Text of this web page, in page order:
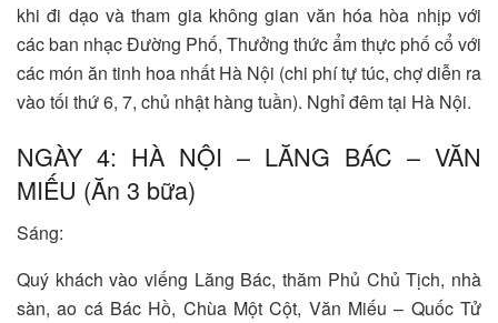
khi đi dạo và tham gia không gian văn hóa hòa nhịp với
các ban nhạc Đường Phố, Thưởng thức ẩm thực phố cổ với
các món ăn tinh hoa nhất Hà Nội (chi phí tự túc, chợ diễn ra
vào tối thứ 6, 7, chủ nhật hàng tuần). Nghỉ đêm tại Hà Nội.
NGÀY 4: HÀ NỘI – LĂNG BÁC – VĂN
MIẾU (Ăn 3 bữa)
Sáng:
Quý khách vào viếng Lăng Bác, thăm Phủ Chủ Tịch, nhà
sàn, ao cá Bác Hồ, Chùa Một Cột, Văn Miếu – Quốc Tử